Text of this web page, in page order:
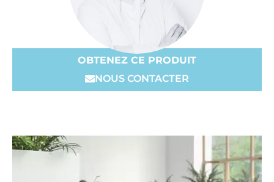
OBTENEZ CE PRODUIT
NOUS CONTACTER